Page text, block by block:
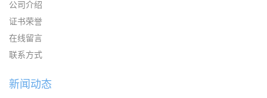
公司介绍
证书荣誉
在线留言
联系方式
新闻动态